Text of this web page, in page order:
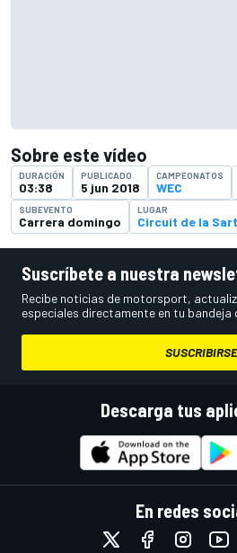
Sobre este vídeo
DURACIÓN
03:38
PUBLICADO
5 jun 2018
CAMPEONATOS
WEC
SUBEVENTO
Carrera domingo
LUGAR
Circuit de la
Suscríbete a nuestra
Recibe noticias de motorsport,
especiales directamente en tu bandeja
SUSCRIBIRSE
Descarga tus
En redes